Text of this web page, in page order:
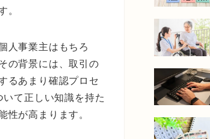
。
人事業主はもちろ
の背景には、取引の
るあまり確認プロセ
て正しい知識を持た
性が高まります。